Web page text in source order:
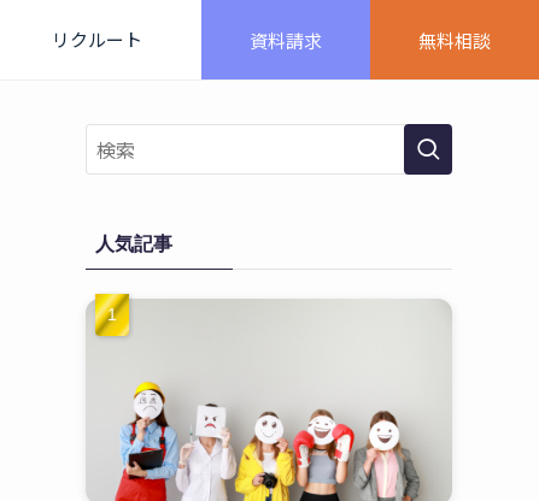
リクルート 資料請求 無料相談
人気記事